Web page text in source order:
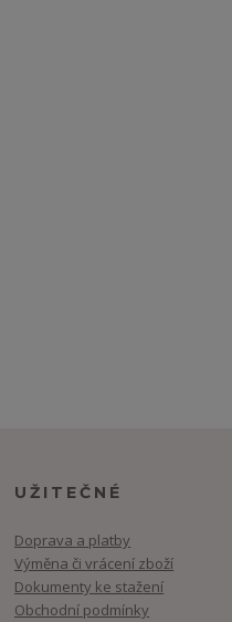
UŽITEČNÉ
Doprava a platby
Výměna či vrácení zboží
Dokumenty ke stažení
Obchodní podmínky